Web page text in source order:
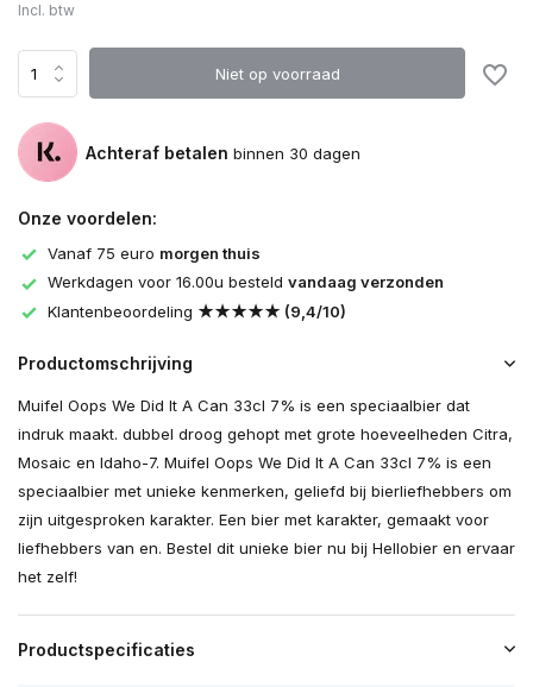
Incl. btw
Niet op voorraad
Achteraf betalen binnen 30 dagen
Onze voordelen:
Vanaf 75 euro morgen thuis
Werkdagen voor 16.00u besteld vandaag verzonden
Klantenbeoordeling ★★★★★ (9,4/10)
Productomschrijving
Muifel Oops We Did It A Can 33cl 7% is een speciaalbier dat
indruk maakt. dubbel droog gehopt met grote hoeveelheden Citra,
Mosaic en Idaho-7. Muifel Oops We Did It A Can 33cl 7% is een
speciaalbier met unieke kenmerken, geliefd bij bierliefhebbers om
zijn uitgesproken karakter. Een bier met karakter, gemaakt voor
liefhebbers van en. Bestel dit unieke bier nu bij Hellobier en ervaar
het zelf!
Productspecificaties